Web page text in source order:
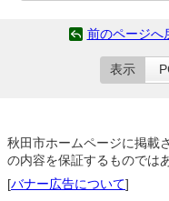
前のページへ
表示
秋田市ホームページに掲載
の内容を保証するものでは
[バナー広告について]